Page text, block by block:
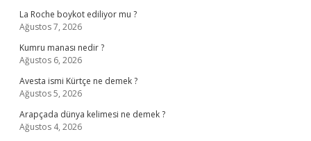
La Roche boykot ediliyor mu ?
Ağustos 7, 2026
Kumru manası nedir ?
Ağustos 6, 2026
Avesta ismi Kürtçe ne demek ?
Ağustos 5, 2026
Arapçada dünya kelimesi ne demek ?
Ağustos 4, 2026